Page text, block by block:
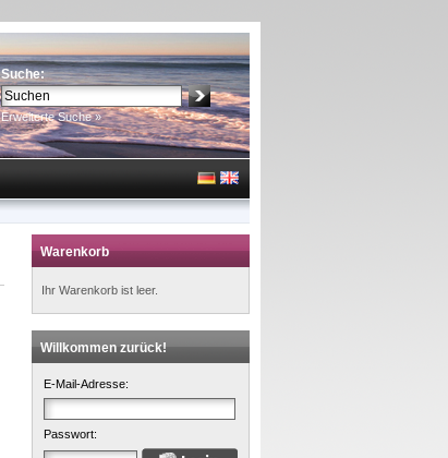
Suche:
Erweiterte Suche »
Warenkorb
Ihr Warenkorb ist leer.
Willkommen zurück!
E-Mail-Adresse:
Passwort: